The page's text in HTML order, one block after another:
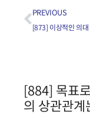
PREVIOUS
[884] 목표
의 상관관계